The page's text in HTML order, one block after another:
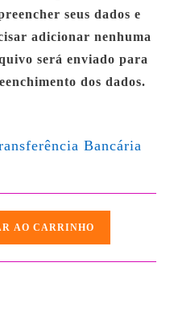
seus dados e
adicionar nenhuma
será enviado para
dos dados.
Bancária
AO CARRINHO